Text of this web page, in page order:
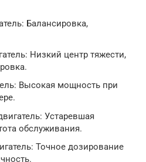
Балансировка,
Низкий центр тяжести,
Высокая мощность при
Устаревшая
обслуживания.
Точное дозирование